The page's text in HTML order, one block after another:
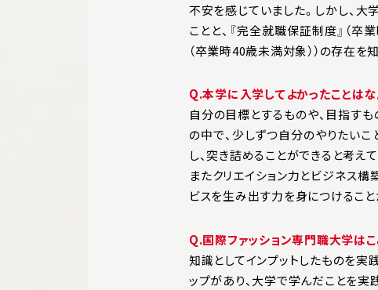
不安を感じていました。しかし、
ことと、『完全就職保証制度』（
（卒業時40歳未満対象））の存在を
Q.本学に入学してよかったことはな
自分の目標とするものや、目指す
の中で、少しずつ自分のやりたい
し、突き詰めることができると考えて
またクリエイション力とビジネス構
ビスを生み出す力を身につけること
Q.国際ファッション専門職大学はこ
知識としてインプットしたものを実
ップがあり、大学で学んだことを実